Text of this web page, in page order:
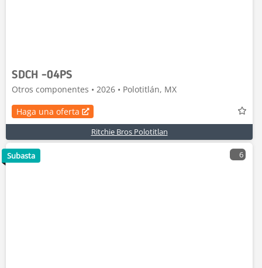
SDCH -04PS
Otros componentes • 2026 • Polotitlán, MX
Haga una oferta
Ritchie Bros Polotitlan
6
Subasta